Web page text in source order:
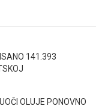
141.393
OLUJE PONOVNO